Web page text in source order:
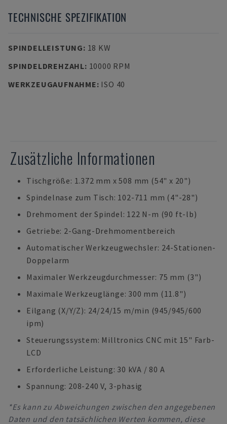
TECHNISCHE SPEZIFIKATION
SPINDELLEISTUNG: 18 KW
SPINDELDREHZAHL: 10000 RPM
WERKZEUGAUFNAHME: ISO 40
Zusätzliche Informationen
Tischgröße: 1.372 mm x 508 mm (54" x 20")
Spindelnase zum Tisch: 102-711 mm (4"-28")
Drehmoment der Spindel: 122 N-m (90 ft-lb)
Getriebe: 2-Gang-Drehmomentbereich
Automatischer Werkzeugwechsler: 24-Stationen-
Doppelarm
Maximaler Werkzeugdurchmesser: 75 mm (3")
Maximale Werkzeuglänge: 300 mm (11.8")
Eilgang (X/Y/Z): 24/24/15 m/min (945/945/600
ipm)
Steuerungssystem: Milltronics CNC mit 15" Farb-
LCD
Erforderliche Leistung: 30 kVA / 80 A
Spannung: 208-240 V, 3-phasig
*Es kann zu Abweichungen zwischen den angegebenen
Daten und den tatsächlichen Werten kommen, diese